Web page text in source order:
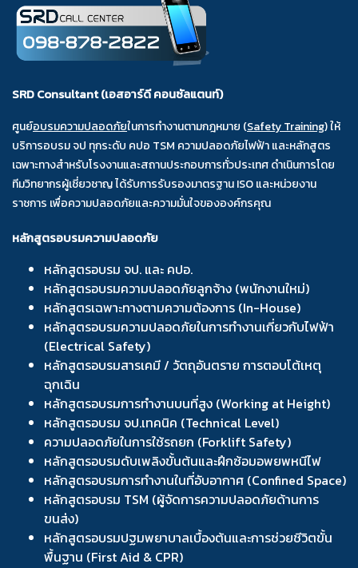
SRD Consultant (เอสอาร์ดี คอนซัลแตนท์)
ศูนย์อบรมความปลอดภัยในการทำงานตามกฎหมาย (Safety Training) ให้
บริการอบรม จป ทุกระดับ คปอ TSM ความปลอดภัยไฟฟ้า และหลักสูตร
เฉพาะทางสำหรับโรงงานและสถานประกอบการทั่วประเทศ ดำเนินการโดย
ทีมวิทยากรผู้เชี่ยวชาญ ได้รับการรับรองมาตรฐาน ISO และหน่วยงาน
ราชการ เพื่อความปลอดภัยและความมั่นใจขององค์กรคุณ
หลักสูตรอบรมความปลอดภัย
หลักสูตรอบรม จป. และ คปอ.
หลักสูตรอบรมความปลอดภัยลูกจ้าง (พนักงานใหม่)
หลักสูตรเฉพาะทางตามความต้องการ (In-House)
หลักสูตรอบรมความปลอดภัยในการทำงานเกี่ยวกับไฟฟ้า
(Electrical Safety)
หลักสูตรอบรมสารเคมี / วัตถุอันตราย การตอบโต้เหตุ
ฉุกเฉิน
หลักสูตรอบรมการทำงานบนที่สูง (Working at Height)
หลักสูตรอบรม จป.เทคนิค (Technical Level)
ความปลอดภัยในการใช้รถยก (Forklift Safety)
หลักสูตรอบรมดับเพลิงขั้นต้นและฝึกซ้อมอพยพหนีไฟ
หลักสูตรอบรมการทำงานในที่อับอากาศ (Confined Space)
หลักสูตรอบรม TSM (ผู้จัดการความปลอดภัยด้านการ
ขนส่ง)
หลักสูตรอบรมปฐมพยาบาลเบื้องต้นและการช่วยชีวิตขั้น
พื้นฐาน (First Aid & CPR)